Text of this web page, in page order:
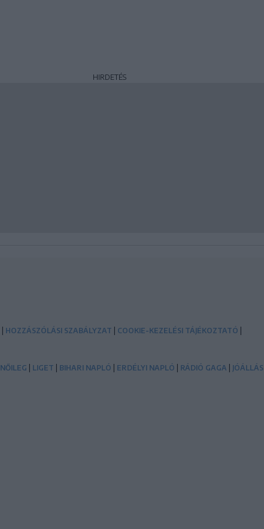
HIRDETÉS
| HOZZÁSZÓLÁSI SZABÁLYZAT | COOKIE-KEZELÉSI TÁJÉKOZTATÓ |
NŐILEG | LIGET | BIHARI NAPLÓ | ERDÉLYI NAPLÓ | RÁDIÓ GAGA | JÓÁLLÁS